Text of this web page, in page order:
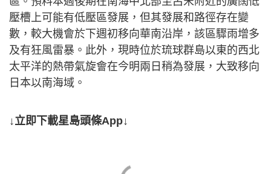
壓槽上可能有低壓區發展，但其發展和路徑存在變
數，較大機會於下週初移向華南沿岸，該區驟雨增多
及有狂風雷暴。此外，現時位於琉球群島以東的西北
太平洋的熱帶氣旋會在今明兩日稍為發展，大致移向
日本以南海域。
↓立即下載星島頭條App↓